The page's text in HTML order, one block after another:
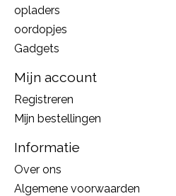
opladers
oordopjes
Gadgets
Mijn account
Registreren
Mijn bestellingen
Informatie
Over ons
Algemene voorwaarden